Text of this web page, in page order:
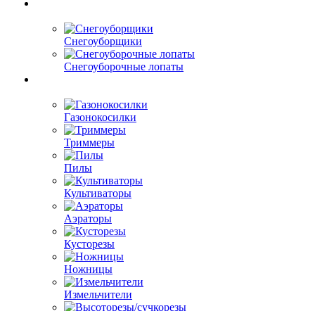
Снегоуборщики
Снегоуборочные лопаты
Газонокосилки
Триммеры
Пилы
Культиваторы
Аэраторы
Кусторезы
Ножницы
Измельчители